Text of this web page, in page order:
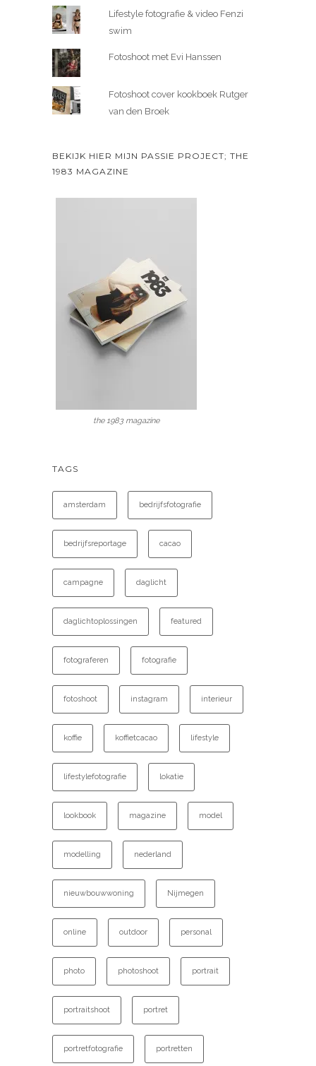
Lifestyle fotografie & video Fenzi
swim
Fotoshoot met Evi Hanssen
Fotoshoot cover kookboek Rutger
van den Broek
BEKIJK HIER MIJN PASSIE PROJECT; THE
1983 MAGAZINE
the 1983 magazine
TAGS
amsterdam bedrijfsfotografie
bedrijfsreportage cacao
campagne daglicht
daglichtoplossingen featured
fotograferen fotografie
fotoshoot instagram interieur
koffie koffietcacao lifestyle
lifestylefotografie lokatie
lookbook magazine model
modelling nederland
nieuwbouwwoning Nijmegen
online outdoor personal
photo photoshoot portrait
portraitshoot portret
portretfotografie portretten